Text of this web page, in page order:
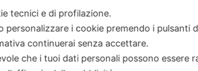
tecnici e di profilazione.
personalizzare i cookie premendo i pulsanti
continuerai senza accettare.
che i tuoi dati personali possono essere